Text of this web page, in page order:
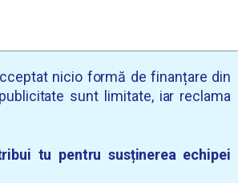
nicio formă de finanțare din
sunt limitate, iar reclama
tu pentru susținerea echipei